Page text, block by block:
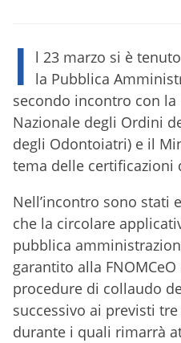
I
l 23 marzo si è
la Pubblica
secondo incontro con la
Nazionale degli Ordini
degli Odontoiatri) e il
tema delle certificazioni
Nell’incontro sono stati
che la circolare
pubblica
garantito alla
procedure di collaudo
successivo ai previsti
durante i quali rimarrà